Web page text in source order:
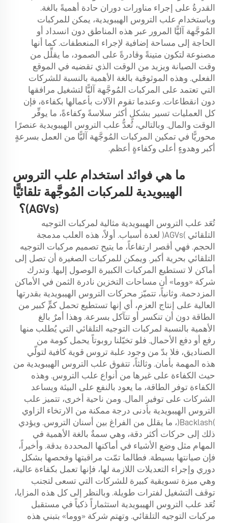
القدرةُ على إجراء مناورات دوران حادة أهميةً بالغة.
وباستخدام علب التروس الهيبويدية، يمكن للمركبات
المُوجَّهة آليًّا المرور عبر هذه المناطق دون انسداد أو
الحاجة إلى مساحة إضافية لإجراء المنعطفات. كما أنها
مصنوعة لتكون متينةً وقادرةً على الصمود، ما يقلِّل من
وقت الصيانة ويزيد من الوقت الذي تقضيه في الموقع
الفعلي. وهذه الموثوقية بالغة الأهمية بالنسبة للشركات
التي تعتمد على المركبات المُوجَّهة آليًّا لتشغيل مرافقها
دون انقطاعات. وعندما تقوم الآلات بأعمالها بكفاءة، فإن
كل العمليات تسير بشكلٍ أكثر سلاسةً وكفاءةً، ما يوفِّر
الوقت والمال. وبالتالي، تُعدُّ علب التروس الهيبويدية عنصرًا
محوريًّا في تمكين المركبات المُوجَّهة آليًّا من العمل بسرعةٍ
أكبر وهدوءٍ أعلى وكفاءةٍ أعظم.
ما هي فوائد استخدام علب التروس
الهيبويدية للمركبات المُوجَّهة تلقائيًّا
(AGVs)؟
تُعَد علب التروس الهيبويدية مثالية لمركبات التوجيه
التلقائي (AGVs) لعدة أسباب. أولاً، هذه العلب مدمجة
الحجم. فهي أقصر ارتفاعاً، ما يتيح تصميم مركبات التوجيه
التلقائي بحرية أكبر. ويمكن للمركبات الصغيرة أن تصل إلى
أماكن لا تستطيع المركبات الكبيرة الوصول إليها. وتدرك
شركة «ووما» أن مساحات التخزين نادرة الثمن في الأماكن
المزدحمة. وثانياً، تتميّز محركات التروس الهيبويدية بقدرتها
العالية على إنتاج العزم، أي إنها تستطيع تحمل كمٍّ كبير من
الطاقة دون أن تنكسر أو تتآكل بسرعة. وهذا أمرٌ بالغ
الأهمية بالنسبة لمركبات التوجيه التلقائي التي يُطلب منها
رفع أو دفع الأحمال. فلو تخيّلنا روبوتاً يحمل كومة من
الصناديق، فلا بدّ من وجود علبة تروس قوية كافية لتولّي
هذه المهمة بأمان. وثالثاً، تتفوق علب التروس الهيبويدية من
حيث الكفاءة على غيرها من أنواع علب التروس. وهذه
الكفاءة توفر الطاقة، ما يعود بالنفع على البيئة ويساعد
الشركات على توفير المال. ومن ناحية أخرى، تتميز علب
التروس الهيبويدية بأدنى درجة ممكنة من الارتخاء الزاوي
(Backlash)، ما يقلل من الفراغ بين أسنان التروس. ويؤدي
ذلك إلى حركات أكثر دقة، وهي سمةٌ بالغة الأهمية في
المهام مثل وضع الأشياء في أماكنها المحددة بدقة. وأخيراً،
فإن صيانتها بسيطة. فطالما تمّت مراقبتها وفحصها بشكل
دوري وإجراء التعديلات اللازمة لها، فإنها تعمل بكفاءة عالية،
وهي ميزة تسويقية كبيرة للشركات التي تسعى لتجنب
توقف التشغيل لفترات طويلة. وبالنظر إلى كل هذه المزايا،
تُعَد علب التروس الهيبويدية استثماراً ذكياً في مستقبل
مركبات التوجيه التلقائي. وتهتم شركة «ووما» بتبني هذه